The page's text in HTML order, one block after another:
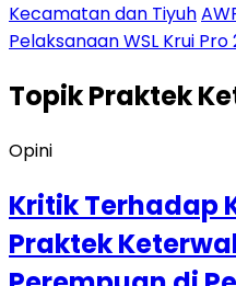
Kecamatan dan Tiyuh
Pelaksanaan WSL Krui Pro
TopikPraktek
Opini
Kritik Terhadap
Praktek